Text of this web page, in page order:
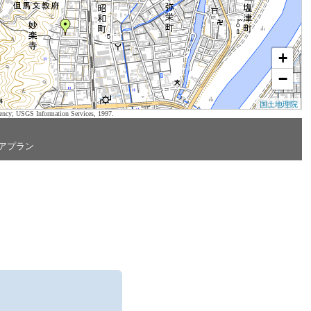
+
−
国土地理院
USGS Information Services, 1997.
プラン